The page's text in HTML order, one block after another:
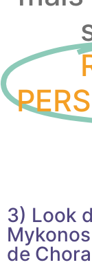
3) Look
de Chora